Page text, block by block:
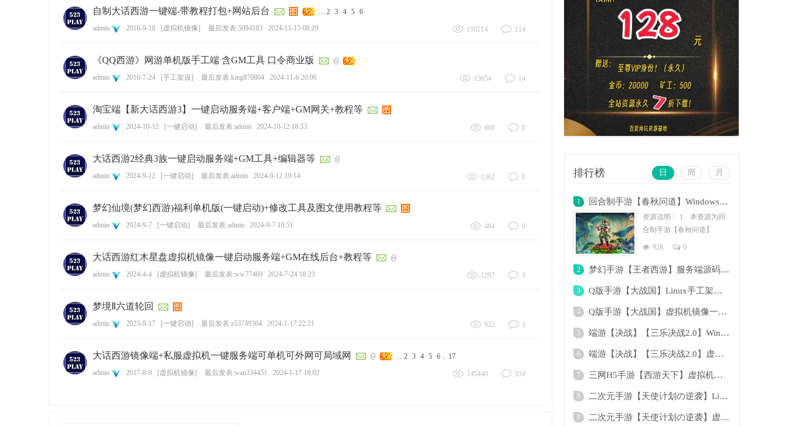
自制大话西游一键端-带教程打包+网站后台 ... 2 3 4 5 6
admin
2016-9-18 [虚拟机镜像] 最后发表:5094183 2024-11-15 08:29 110214 114
《QQ西游》网游单机版手工端 含GM工具 口令商业版
admin 2016-7-24 [手工架设] 最后发表:king870804 2024-11-6 20:06 15654 14
淘宝端【新大话西游3】一键启动服务端+客户端+GM网关+教程等
admin 2024-10-12 [一键启动] 最后发表:admin 2024-10-12 18:53 868 0
大话西游2经典3族一键启动服务端+GM工具+编辑器等
admin 2024-9-12 [一键启动] 最后发表:admin 2024-9-12 19:14 1362 0
梦幻仙境(梦幻西游)福利单机版(一键启动)+修改工具及图文使用教程等
admin 2024-9-7 [一键启动] 最后发表:admin 2024-9-7 10:51 484 0
大话西游红木星盘虚拟机镜像一键启动服务端+GM在线后台+教程等
admin 2024-4-4 [虚拟机镜像] 最后发表:ww77469 2024-7-24 18:23 1297 3
梦境Ⅱ六道轮回
admin 2023-9-17 [一键启动] 最后发表:z53749304 2024-1-17 22:21 922 3
大话西游镜像端+私服虚拟机一键服务端可单机可外网可局域网 ... 2 3 4 5 6 .. 17
admin
2017-8-9 [虚拟机镜像] 最后发表:wan334451 2024-1-17 18:02 145440 334
排行榜 日 周 月
1 回合制手游【春秋问道】Windows虚拟机镜像
资源说明： 1、本资源为回
合制手游【春秋问道】
Windows虚拟机镜像一键启
928 0
2 梦幻手游【王者西游】服务端源码+客户端源
3 Q版手游【大战国】Linux手工架设服务端+客
4 Q版手游【大战国】虚拟机镜像一键启动服务
5 端游【决战】【三乐决战2.0】Win手工架设服
6 端游【决战】【三乐决战2.0】虚拟机镜像一
7 三网H5手游【西游天下】虚拟机镜像一键启动
8 二次元手游【天使计划の逆袭】Linux手工架
9 二次元手游【天使计划の逆袭】虚拟机镜像一